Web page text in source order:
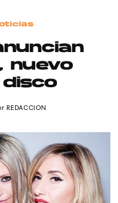
UMO agency. TODOS LOS
nuevo
REDACCION